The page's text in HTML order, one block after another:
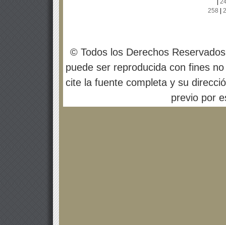
258
© Todos los Derechos
puede ser reproducida con fines
cite la fuente completa y su
previo por